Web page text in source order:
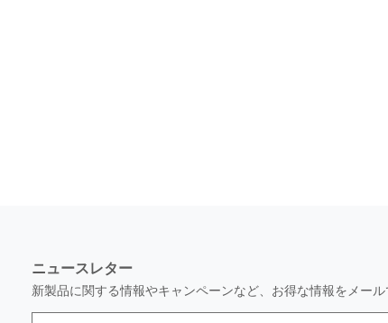
ニュースレター
新製品に関する情報やキャンペーンなど、お得な情報をメール